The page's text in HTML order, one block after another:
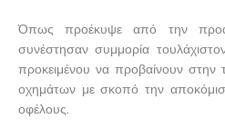
Όπως προέκυψε από την
συνέστησαν συμμορία
προκειμένου να προβαίνουν στην
οχημάτων με σκοπό την
οφέλους.